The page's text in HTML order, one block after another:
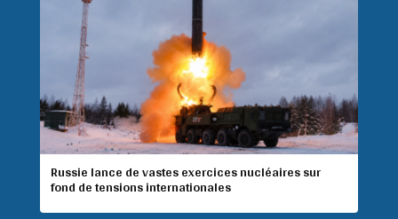
Russie lance de vastes exercices nucléaires sur
fond de tensions internationales